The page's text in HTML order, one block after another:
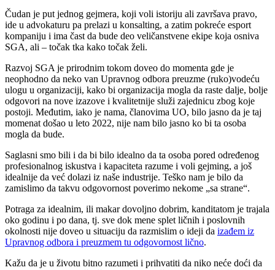
Čudan je put jednog gejmera, koji voli istoriju ali završava pravo,
ide u advokaturu pa prelazi u konsalting, a zatim pokreće esport
kompaniju i ima čast da bude deo veličanstvene ekipe koja osniva
SGA, ali – točak tka kako točak želi.
Razvoj SGA je prirodnim tokom doveo do momenta gde je
neophodno da neko van Upravnog odbora preuzme (ruko)vodeću
ulogu u organizaciji, kako bi organizacija mogla da raste dalje, bolje
odgovori na nove izazove i kvalitetnije služi zajednicu zbog koje
postoji. Međutim, iako je nama, članovima UO, bilo jasno da je taj
momenat došao u leto 2022, nije nam bilo jasno ko bi ta osoba
mogla da bude.
Saglasni smo bili i da bi bilo idealno da ta osoba pored određenog
profesionalnog iskustva i kapaciteta razume i voli gejming, a još
idealnije da već dolazi iz naše industrije. Teško nam je bilo da
zamislimo da takvu odgovornost poverimo nekome „sa strane“.
Potraga za idealnim, ili makar dovoljno dobrim, kanditatom je trajala
oko godinu i po dana, tj. sve dok mene splet ličnih i poslovnih
okolnosti nije doveo u situaciju da razmislim o ideji da izađem iz
Upravnog odbora i preuzmem tu odgovornost lično.
Kažu da je u životu bitno razumeti i prihvatiti da niko neće doći da